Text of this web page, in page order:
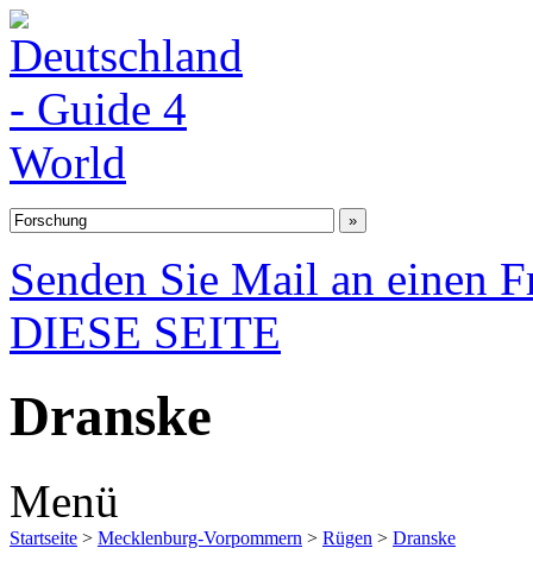
Senden Sie Mail an einen
DIESE SEITE
Dranske
Menü
Startseite > Mecklenburg-Vorpommern > Rügen > Dranske